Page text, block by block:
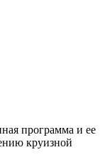
программа и ее
круизной